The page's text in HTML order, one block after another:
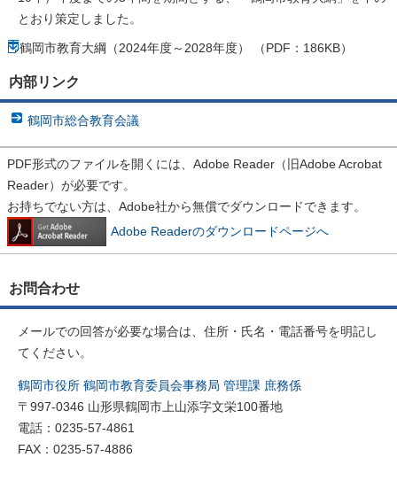
とおり策定しました。
鶴岡市教育大綱（2024年度～2028年度） （PDF：186KB）
内部リンク
鶴岡市総合教育会議
PDF形式のファイルを開くには、Adobe Reader（旧Adobe Acrobat
Reader）が必要です。
お持ちでない方は、Adobe社から無償でダウンロードできます。
Adobe Readerのダウンロードページへ
お問合わせ
メールでの回答が必要な場合は、住所・氏名・電話番号を明記し
てください。
鶴岡市役所 鶴岡市教育委員会事務局 管理課 庶務係
〒997-0346 山形県鶴岡市上山添字文栄100番地
電話：0235-57-4861
FAX：0235-57-4886